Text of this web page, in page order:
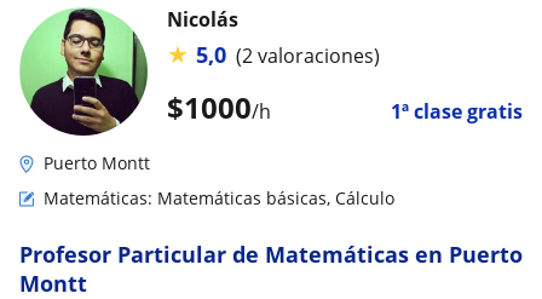
$1000/h 1ª clase gratis
Nicolás
★ 5,0 (2 valoraciones)
Puerto Montt
Matemáticas: Matemáticas básicas, Cálculo
Profesor Particular de Matemáticas en Puerto
Montt